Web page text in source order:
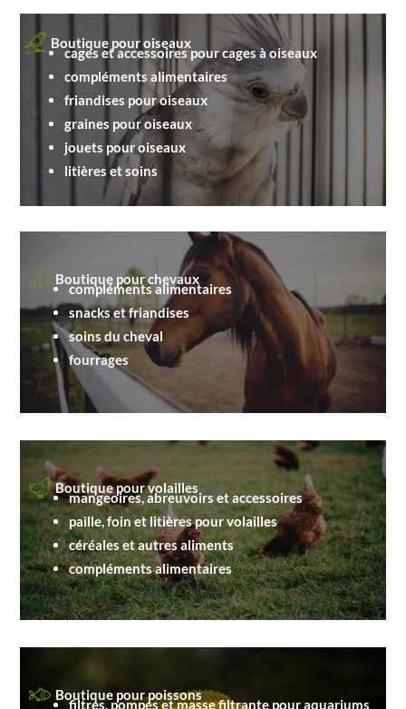
Boutique pour oiseaux
cages et accessoires pour cages à oiseaux
compléments alimentaires
friandises pour oiseaux
graines pour oiseaux
jouets pour oiseaux
litières et soins
Boutique pour chevaux
compléments alimentaires
snacks et friandises
soins du cheval
fourrages
Boutique pour volailles
mangeoires, abreuvoirs et accessoires
paille, foin et litières pour volailles
céréales et autres aliments
compléments alimentaires
Boutique pour poissons
filtres, pompes et masse filtrante pour aquariums